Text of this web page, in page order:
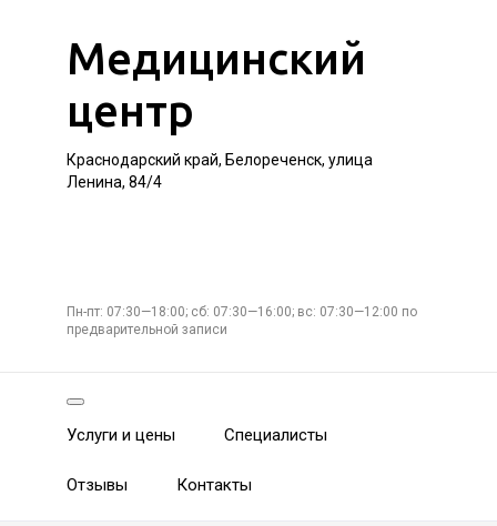
Медицинский
центр
Краснодарский край, Белореченск, улица
Ленина, 84/4
Пн-пт: 07:30—18:00; сб: 07:30—16:00; вс: 07:30—12:00 по
предварительной записи
Услуги и цены Специалисты
Отзывы Контакты